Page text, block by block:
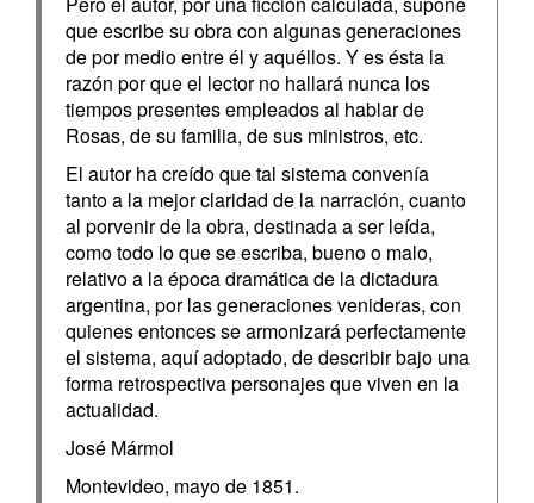
que escribe su obra con algunas generaciones
de por medio entre él y aquéllos. Y es ésta la
razón por que el lector no hallará nunca los
tiempos presentes empleados al hablar de
Rosas, de su familia, de sus ministros, etc.
El autor ha creído que tal sistema convenía
tanto a la mejor claridad de la narración, cuanto
al porvenir de la obra, destinada a ser leída,
como todo lo que se escriba, bueno o malo,
relativo a la época dramática de la dictadura
argentina, por las generaciones venideras, con
quienes entonces se armonizará perfectamente
el sistema, aquí adoptado, de describir bajo una
forma retrospectiva personajes que viven en la
actualidad.
José Mármol
Montevideo, mayo de 1851.